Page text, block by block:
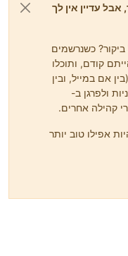
עדיין אין לך
כשנרשמים
קודם, ותוכלו
אם במייל, ובין
ולפרגן ב-
אפילו טוב יותר